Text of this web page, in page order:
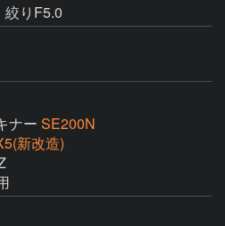
りF5.0
ナー SE200N
新改造)